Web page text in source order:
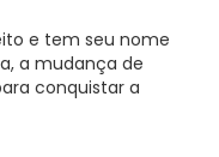
e tem seu nome
a mudança de
conquistar a